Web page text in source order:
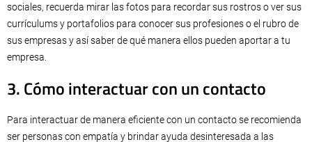
sociales, recuerda mirar las fotos para recordar sus rostros o ver sus
currículums y portafolios para conocer sus profesiones o el rubro de
sus empresas y así saber de qué manera ellos pueden aportar a tu
empresa.
3. Cómo interactuar con un contacto
Para interactuar de manera eficiente con un contacto se recomienda
ser personas con empatía y brindar ayuda desinteresada a las